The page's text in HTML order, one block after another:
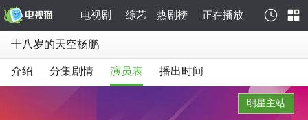
电视剧 综艺 热剧榜 正在播放
十八岁的天空杨鹏
介绍 分集剧情 演员表 播出时间
明星主站